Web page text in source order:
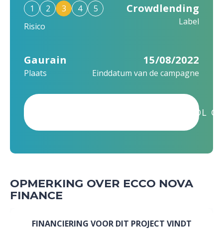
1 2 3 4
5
Risico
Crowdlending
Label
Gaurain
Plaats
15/08/2022
Einddatum van de campagne
DIT PROJECT WERD SUCCESVOL
OPMERKING OVER ECCO NOVA
FINANCE
FINANCIERING VOOR DIT PROJECT VINDT